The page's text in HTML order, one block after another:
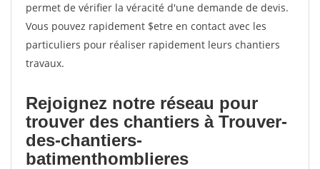
permet de vérifier la véracité d'une demande de devis.
Vous pouvez rapidement $etre en contact avec les
particuliers pour réaliser rapidement leurs chantiers
travaux.
Rejoignez notre réseau pour
trouver des chantiers à Trouver-
des-chantiers-
batimenthomblieres